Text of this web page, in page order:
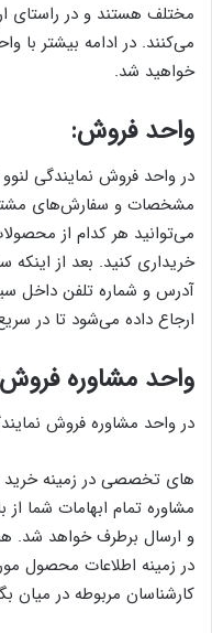
مختلف هستند و در راستای
می‌کنند. در ادامه بیشتر با
خواهید شد.
واحد فروش:
در واحد فروش نمایندگی
مشخصات و سفارش‌های
می‌توانید هر کدام از
خریداری کنید. بعد از
آدرس و شماره تلفن داخل
ارجاع داده می‌شود تا در
واحد مشاوره
در واحد مشاوره فروش
‌های تخصصی در زمینه خرید
مشاوره تمام ابهامات شما
و ارسال برطرف خواهد شد.
در زمینه اطلاعات محصول
کارشناسان مربوطه در میان